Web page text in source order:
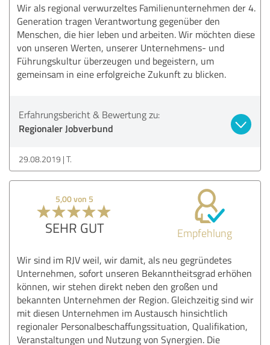
Wir als regional verwurzeltes Familienunternehmen der 4.
Generation tragen Verantwortung gegenüber den
Menschen, die hier leben und arbeiten. Wir möchten diese
von unseren Werten, unserer Unternehmens- und
Führungskultur überzeugen und begeistern, um
gemeinsam in eine erfolgreiche Zukunft zu blicken.
Erfahrungsbericht & Bewertung zu:
Regionaler Jobverbund
29.08.2019 T.
5,00 von 5
SEHR GUT Empfehlung
Wir sind im RJV weil, wir damit, als neu gegründetes
Unternehmen, sofort unseren Bekanntheitsgrad erhöhen
können, wir stehen direkt neben den großen und
bekannten Unternehmen der Region. Gleichzeitig sind wir
mit diesen Unternehmen im Austausch hinsichtlich
regionaler Personalbeschaffungssituation, Qualifikation,
Veranstaltungen und Nutzung von Synergien. Die